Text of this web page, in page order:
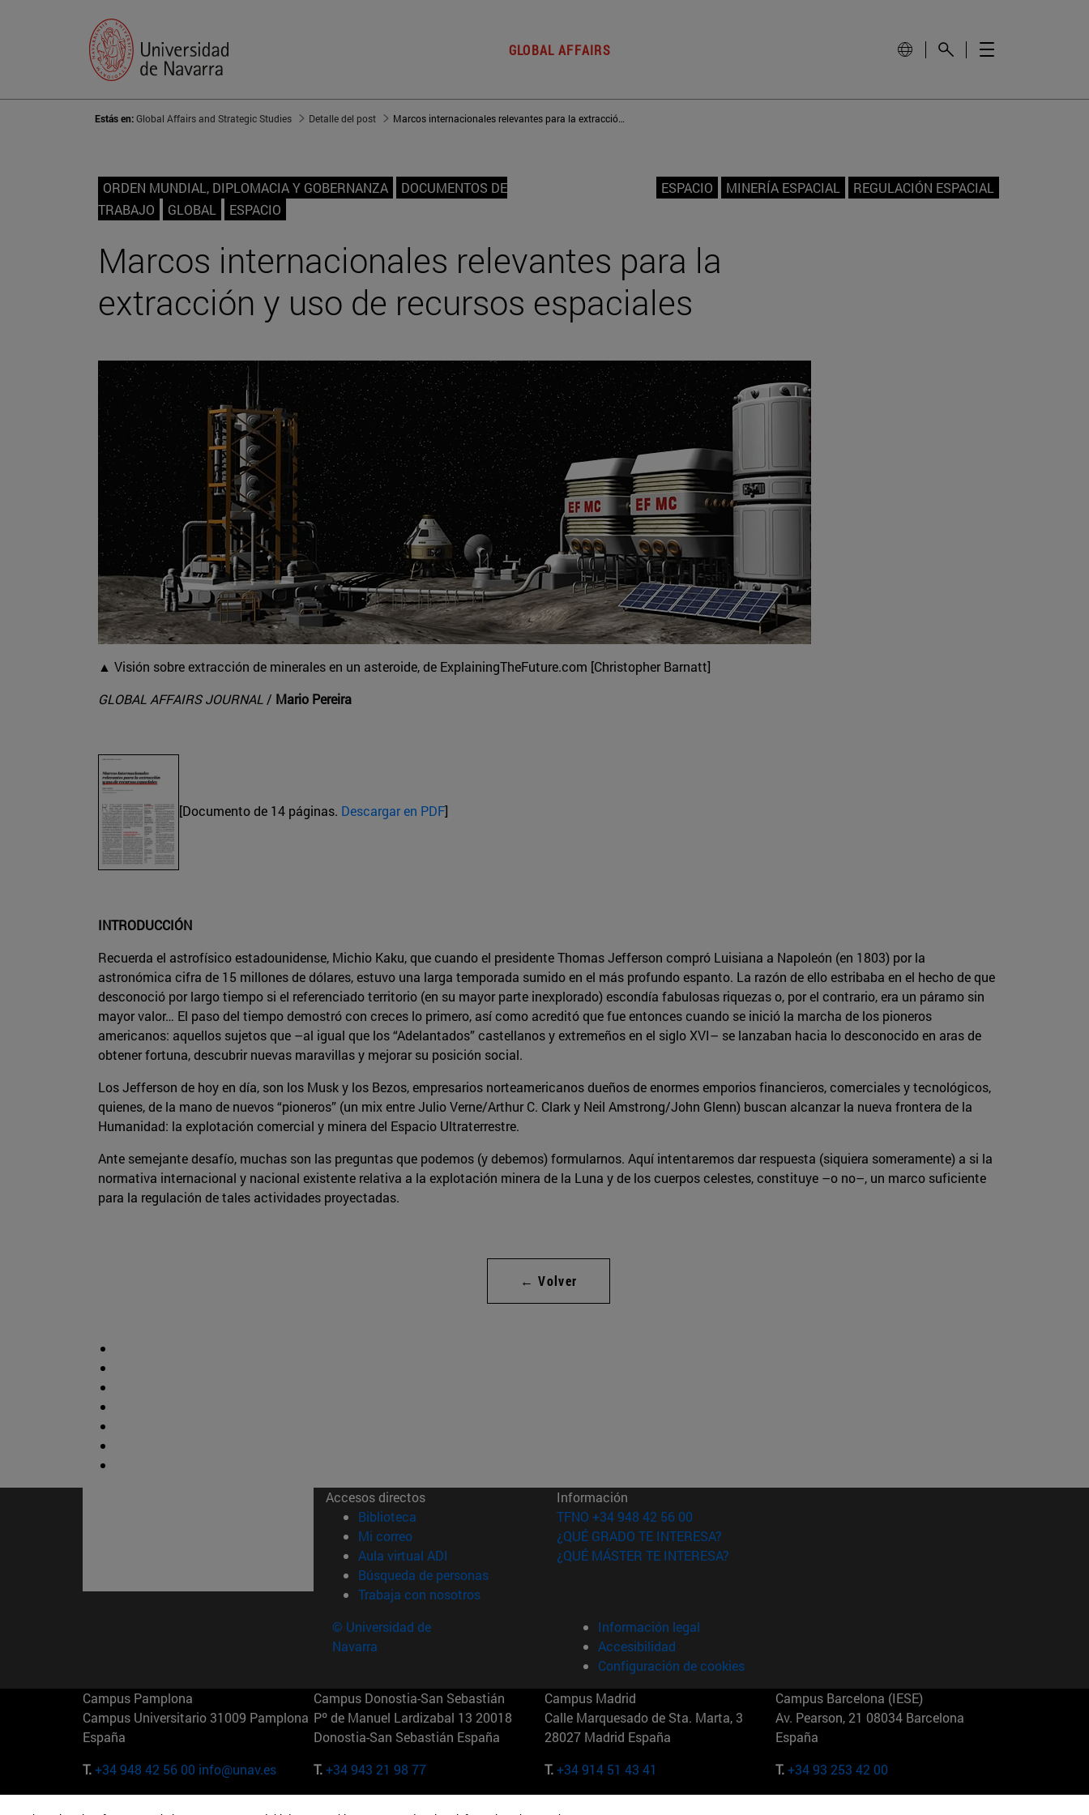
GLOBAL AFFAIRS
Estás en:Global Affairs and Strategic Studies Detalle del post Marcos internacionales relevantes para la extracción y uso de recursos espaciales
ORDEN MUNDIAL, DIPLOMACIA Y GOBERNANZA
DOCUMENTOS DE
TRABAJO
GLOBAL ESPACIO
ESPACIO MINERÍA ESPACIAL REGULACIÓN ESPACIAL
Marcos internacionales relevantes para la
extracción y uso de recursos espaciales
▲ Visión sobre extracción de minerales en un asteroide, de ExplainingTheFuture.com [Christopher Barnatt]
GLOBAL AFFAIRS JOURNAL / Mario Pereira
[Documento de 14 páginas. Descargar en PDF]
INTRODUCCIÓN
Recuerda el astrofísico estadounidense, Michio Kaku, que cuando el presidente Thomas Jefferson compró Luisiana a Napoleón (en 1803) por la
astronómica cifra de 15 millones de dólares, estuvo una larga temporada sumido en el más profundo espanto. La razón de ello estribaba en el hecho de que
desconoció por largo tiempo si el referenciado territorio (en su mayor parte inexplorado) escondía fabulosas riquezas o, por el contrario, era un páramo sin
mayor valor… El paso del tiempo demostró con creces lo primero, así como acreditó que fue entonces cuando se inició la marcha de los pioneros
americanos: aquellos sujetos que –al igual que los “Adelantados” castellanos y extremeños en el siglo XVI– se lanzaban hacia lo desconocido en aras de
obtener fortuna, descubrir nuevas maravillas y mejorar su posición social.
Los Jefferson de hoy en día, son los Musk y los Bezos, empresarios norteamericanos dueños de enormes emporios financieros, comerciales y tecnológicos,
quienes, de la mano de nuevos “pioneros” (un mix entre Julio Verne/Arthur C. Clark y Neil Amstrong/John Glenn) buscan alcanzar la nueva frontera de la
Humanidad: la explotación comercial y minera del Espacio Ultraterrestre.
Ante semejante desafío, muchas son las preguntas que podemos (y debemos) formularnos. Aquí intentaremos dar respuesta (siquiera someramente) a si la
normativa internacional y nacional existente relativa a la explotación minera de la Luna y de los cuerpos celestes, constituye –o no–, un marco suficiente
para la regulación de tales actividades proyectadas.
← Volver
Accesos directos
Biblioteca (abre en nueva ventana)
Mi correo(abre en nueva ventana)
Aula virtual ADI (abre en nueva ventana)
Búsqueda de personas(abre en nueva ventana)
Trabaja con nosotros(abre en nueva ventana)
Información
TFNO +34 948 42 56 00
¿QUÉ GRADO TE INTERESA?
¿QUÉ MÁSTER TE INTERESA?
© Universidad de
Navarra
Información legal
Accesibilidad
Configuración de cookies
Campus Pamplona
Campus Universitario 31009 Pamplona
España
T.+34 948 42 56 00 info@unav.es
Campus Donostia-San Sebastián
Pº de Manuel Lardizabal 13 20018
Donostia-San Sebastián España
T.+34 943 21 98 77
Campus Madrid
Calle Marquesado de Sta. Marta, 3
28027 Madrid España
T.+34 914 51 43 41
Campus Barcelona (IESE)
Av. Pearson, 21 08034 Barcelona
España
T.+34 93 253 42 00